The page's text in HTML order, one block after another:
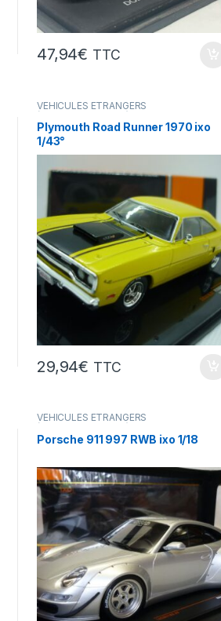
47,94€ TTC
VÉHICULES ÉTRANGERS
(voitures,camions ...)
Plymouth Road Runner 1970 ixo
1/43°
29,94€ TTC
VÉHICULES ÉTRANGERS
(voitures,camions ...)
Porsche 911 997 RWB ixo 1/18